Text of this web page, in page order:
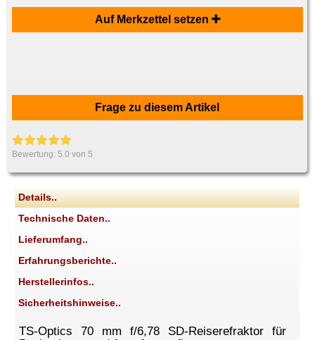
Auf Merkzettel setzen
Frage zu diesem Artikel
Bewertung:5.0 von 5
Details..
Technische Daten..
Lieferumfang..
Erfahrungsberichte..
Herstellerinfos..
Sicherheitshinweise..
TS-Optics 70 mm f/6,78 SD-Reiserefraktor für